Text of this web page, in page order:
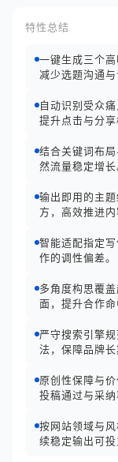
特性总结
一键生成三个
减少选题沟通与
自动识别受众
提升点击与分享
结合关键词布
然流量稳定增长
输出即用的主
方，高效推进内
智能适配指定
作的调性偏差。
多角度构思覆
面，提升合作命
严守搜索引擎
法，保障品牌长
原创性保障与
投稿通过与采纳
按网站领域与
续稳定输出可投